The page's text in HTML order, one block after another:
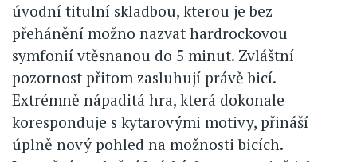
úvodní titulní skladbou, kterou je bez
přehánění možno nazvat hardrockovou
symfonií vtěsnanou do 5 minut. Zvláštní
pozornost přitom zasluhují právě bicí.
Extrémně nápaditá hra, která dokonale
koresponduje s kytarovými motivy, přináší
úplně nový pohled na možnosti bicích.